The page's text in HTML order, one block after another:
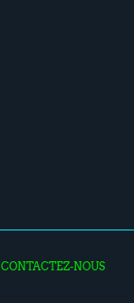
CONTACTEZ-NOUS